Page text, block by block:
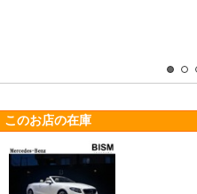
このお店の在庫